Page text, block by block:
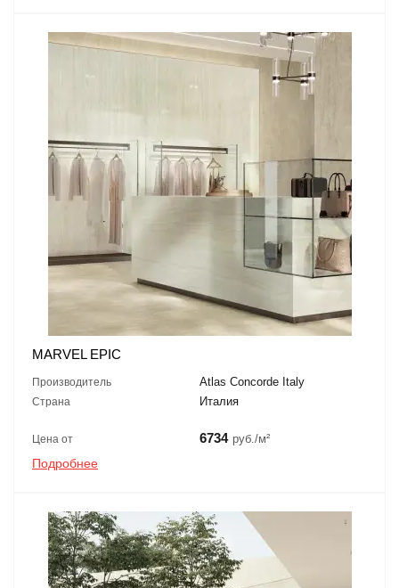
MARVEL EPIC
Производитель Atlas Concorde Italy
Страна Италия
Цена от 6734 руб./м²
Подробнее